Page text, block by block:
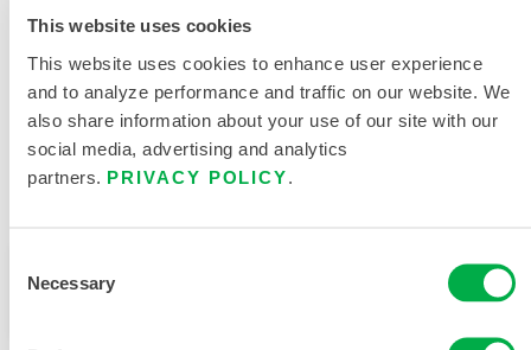
This website uses cookies
This website uses cookies to enhance user experience
and to analyze performance and traffic on our website. We
also share information about your use of our site with our
social media, advertising and analytics
partners. PRIVACY POLICY
Selection
Necessary
相关文件
此产品通常不在您所在的区域销售。您可以在页面顶部